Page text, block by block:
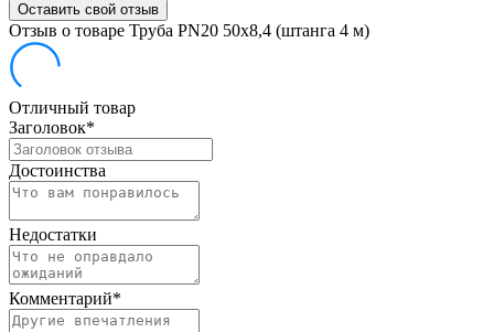
Оставить свой отзыв
Отзыв о товаре Труба PN20 50х8,4 (штанга 4 м)
Отличный товар
Заголовок*
Достоинства
Недостатки
Комментарий*